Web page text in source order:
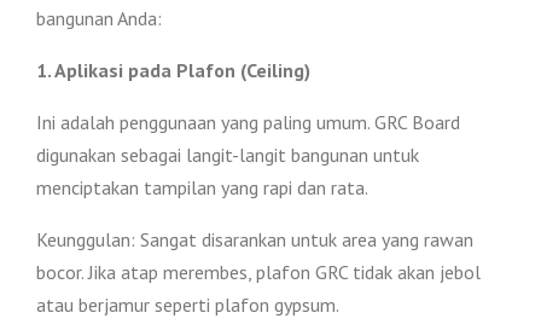
bangunan Anda:
1. Aplikasi pada Plafon (Ceiling)
Ini adalah penggunaan yang paling umum. GRC Board
digunakan sebagai langit-langit bangunan untuk
menciptakan tampilan yang rapi dan rata.
Keunggulan: Sangat disarankan untuk area yang rawan
bocor. Jika atap merembes, plafon GRC tidak akan jebol
atau berjamur seperti plafon gypsum.